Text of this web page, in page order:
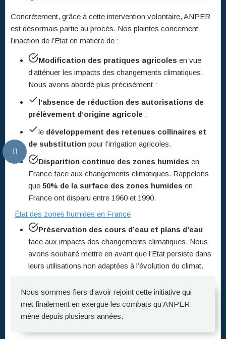
Concrètement, grâce à cette intervention volontaire, ANPER
est désormais partie au procès. Nos plaintes concernent
l’inaction de l’Etat en matière de :
Modification des pratiques agricoles en vue
d’atténuer les impacts des changements climatiques.
Nous avons abordé plus précisément :
l’absence de réduction des autorisations de
prélèvement d’origine agricole ;
le développement des retenues collinaires et
de substitution pour l’irrigation agricoles.
Disparition continue des zones humides en
France face aux changements climatiques. Rappelons
que 50% de la surface des zones humides en
France ont disparu entre 1960 et 1990.
État des zones humides en France
Préservation des cours d’eau et plans d’eau
face aux impacts des changements climatiques. Nous
avons souhaité mettre en avant que l’Etat persiste dans
leurs utilisations non adaptées à l’évolution du climat.
Nous sommes fiers d’avoir rejoint cette initiative qui
met finalement en exergue les combats qu’ANPER
mène depuis plusieurs années.